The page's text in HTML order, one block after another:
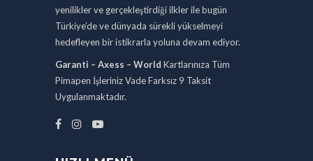
yenilikler ve gerçekleştirdiği ilkler ile bugün
Türkiye’de ve dünyada sürekli yükselmeyi
hedefleyen bir istikrarla yoluna devam ediyor.
Garanti – Axess – World Kartlarınıza Tüm
Pimapen İşleriniz Vade Farksız 9 Taksit
Uygulanmaktadır.